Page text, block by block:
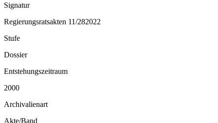
Signatur
Regierungsratsakten 11/282022
Stufe
Dossier
Entstehungszeitraum
2000
Archivalienart
Akte/Band